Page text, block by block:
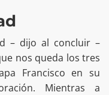
– dijo al concluir –
nos queda los tres
Francisco en su
Mientras a